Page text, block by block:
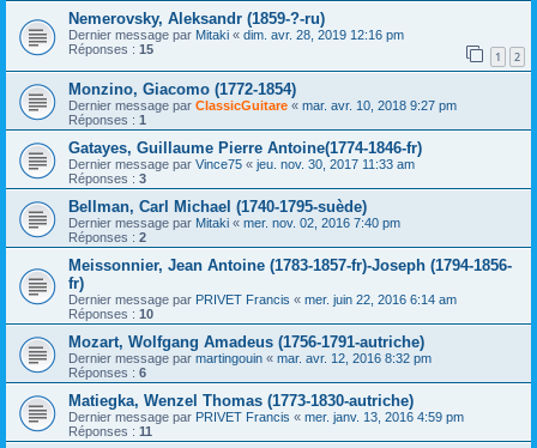
Nemerovsky, Aleksandr (1859-?-ru)
Dernier message par Mitaki « dim. avr. 28, 2019 12:16 pm
Réponses : 15 1 2
Monzino, Giacomo (1772-1854)
Dernier message par ClassicGuitare « mar. avr. 10, 2018 9:27 pm
Réponses : 1
Gatayes, Guillaume Pierre Antoine(1774-1846-fr)
Dernier message par Vince75 « jeu. nov. 30, 2017 11:33 am
Réponses : 3
Bellman, Carl Michael (1740-1795-suède)
Dernier message par Mitaki « mer. nov. 02, 2016 7:40 pm
Réponses : 2
Meissonnier, Jean Antoine (1783-1857-fr)-Joseph (1794-1856-
fr)
Dernier message par PRIVET Francis « mer. juin 22, 2016 6:14 am
Réponses : 10
Mozart, Wolfgang Amadeus (1756-1791-autriche)
Dernier message par martingouin « mar. avr. 12, 2016 8:32 pm
Réponses : 6
Matiegka, Wenzel Thomas (1773-1830-autriche)
Dernier message par PRIVET Francis « mer. janv. 13, 2016 4:59 pm
Réponses : 11